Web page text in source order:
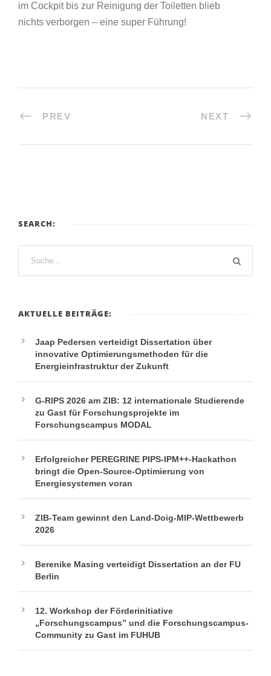
im Cockpit bis zur Reinigung der Toiletten blieb
nichts verborgen – eine super Führung!
PREV NEXT
SEARCH:
AKTUELLE BEITRÄGE:
Jaap Pedersen verteidigt Dissertation über
innovative Optimierungsmethoden für die
Energieinfrastruktur der Zukunft
G-RIPS 2026 am ZIB: 12 internationale Studierende
zu Gast für Forschungsprojekte im
Forschungscampus MODAL
Erfolgreicher PEREGRINE PIPS-IPM++-Hackathon
bringt die Open-Source-Optimierung von
Energiesystemen voran
ZIB-Team gewinnt den Land-Doig-MIP-Wettbewerb
2026
Berenike Masing verteidigt Dissertation an der FU
Berlin
12. Workshop der Förderinitiative
„Forschungscampus” und die Forschungscampus-
Community zu Gast im FUHUB